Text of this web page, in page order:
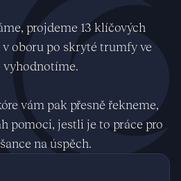
projdeme 13 klíčových
v oboru po skryté trumfy ve
vyhodnotíme.
vám pak přesně řekneme,
pomoci, jestli je to práce pro
na úspěch.